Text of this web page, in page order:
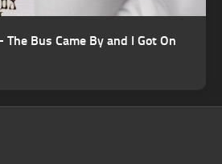
Bus Came By and I Got On